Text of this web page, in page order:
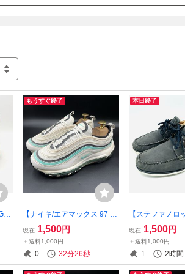
※落札後の商品質問については一切お答え致しかねま
※撮影用のハンガーやシューキーパーなどは
付属されませんのでご理解お願いします✳︎
※リペア品や中古品をご理解頂けない方、
一度悪い評価をつけられた方は今後のお取引はお断り
1
もうすぐ終了
【ナイキ/エアマックス 97 W/
CZ3574-130】高級ハイテク
スニーカー！ホワイト/ブラ
ック/オーロラグリーン/24c
m/衝撃プライス！生産終了！
8/3
現在 1,500円
＋送料1,000円
0 32分25秒
本日終了
【ステファノロ
ツォ レース/
ヌバックレザー
ューズ！グレー
プライス！軽量/
8
現在 1,500円
＋送料1,000円
1 2時間